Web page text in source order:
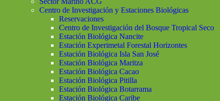
Centro de Investigación y Estaciones Biológicas
Reservaciones
Centro de Investigación del Bosque Tropical Seco
Estación Biológica Nancite
Estación Experimetal Forestal Horizontes
Estación Biológica Isla San José
Estación Biológica Maritza
Estación Biológica Cacao
Estación Biológica Pitilla
Estación Biológica Botarrama
Estación Biológica Caribe